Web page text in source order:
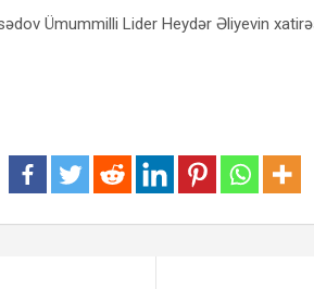
Ümummilli Lider Heydər Əliyevin